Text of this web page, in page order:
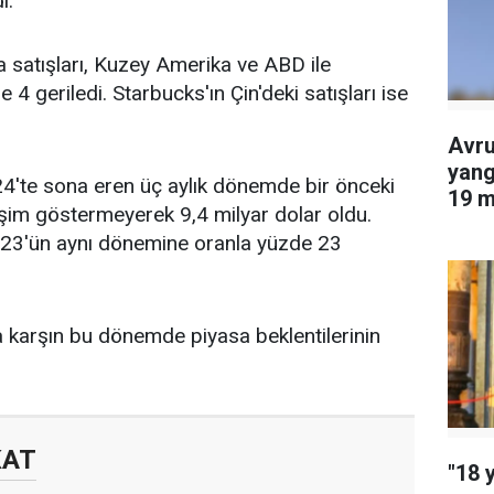
satışları, Kuzey Amerika ve ABD ile
geriledi. Starbucks'ın Çin'deki satışları ise
sona eren üç aylık dönemde bir önceki
göstermeyerek 9,4 milyar dolar oldu.
aynı dönemine oranla yüzde 23
karşın bu dönemde piyasa beklentilerinin
19
"18